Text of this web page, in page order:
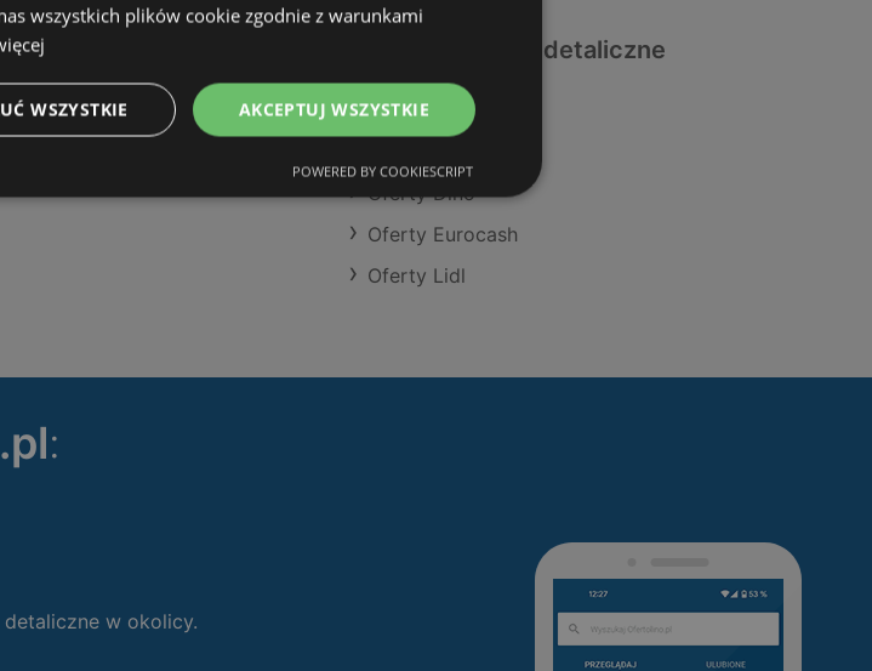
Podobne sklepy detaliczne
Oferty Kaufland
Oferty Dino
Oferty Eurocash
Oferty Lidl
:
w okolicy.
wszystkich plików cookie zgodnie z warunkami
AKCEPTUJ WSZYSTKIE
WSZYSTKIE
POWERED BY COOKIESCRIPT